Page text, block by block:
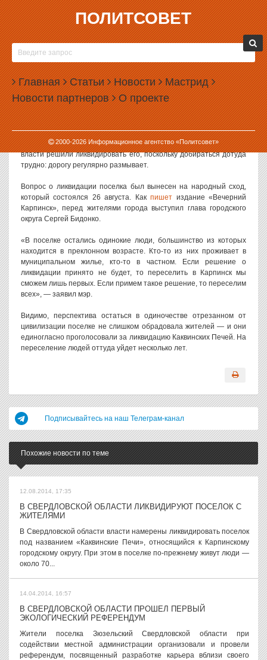
ПОЛИТСОВЕТ
Главная Статьи Новости Мастрид
Новости партнеров О проекте
2000-2026Информационное агентство «Политсовет»
27.08.2014, 12:20
ЖИТЕЛИ УРАЛЬСКОГО ПОСЕЛКА
СОГЛАСИЛИСЬ НА ЕГО ЛИКВИДАЦИЮ
В Свердловской области будет ликвидирован населенный пункт
— поселок Каквинские Печи. Жители поселка разрешили
местным чиновникам стереть его с карты области.
Каквинские Печи входят в состав Карпинского городского округа.
В поселке живет несколько десятков жителей, однако карпинские
власти решили ликвидировать его, поскольку добираться дотуда
трудно: дорогу регулярно размывает.
Вопрос о ликвидации поселка был вынесен на народный сход,
который состоялся 26 августа. Какпишет издание «Вечерний
Карпинск», перед жителями города выступил глава городского
округа Сергей Бидонко.
«В поселке остались одинокие люди, большинство из которых
находится в преклонном возрасте. Кто-то из них проживает в
муниципальном жилье, кто-то в частном. Если решение о
ликвидации принято не будет, то переселить в Карпинск мы
сможем лишь первых. Если примем такое решение, то переселим
всех», — заявил мэр.
Видимо, перспектива остаться в одиночестве отрезанном от
цивилизации поселке не слишком обрадовала жителей — и они
единогласно проголосовали за ликвидацию Каквинских Печей. На
переселение людей оттуда уйдет несколько лет.
Подписывайтесь на наш Телеграм-канал
Похожие новости по теме
12.08.2014, 17:35
В СВЕРДЛОВСКОЙ ОБЛАСТИ ЛИКВИДИРУЮТ ПОСЕЛОК С
ЖИТЕЛЯМИ
В Свердловской области власти намерены ликвидировать поселок
под названием «Каквинские Печи», относящийся к Карпинскому
городскому округу. При этом в поселке по-прежнему живут люди —
около 70...
14.04.2014, 16:57
В СВЕРДЛОВСКОЙ ОБЛАСТИ ПРОШЕЛ ПЕРВЫЙ
ЭКОЛОГИЧЕСКИЙ РЕФЕРЕНДУМ
Жители поселка Зюзельский Свердловской области при
содействии местной администрации организовали и провели
референдум, посвященный разработке карьера вблизи своего